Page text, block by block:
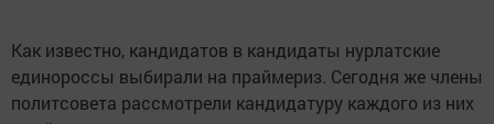
Как известно, кандидатов в кандидаты нурлатские
единороссы выбирали на праймериз. Сегодня же члены
политсовета рассмотрели кандидатуру каждого из них